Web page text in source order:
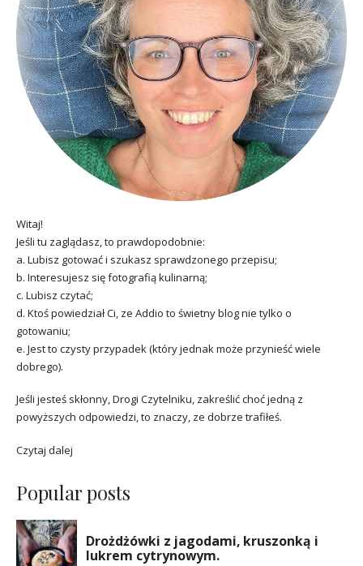
Witaj!
Jeśli tu zaglądasz, to prawdopodobnie:
a. Lubisz gotować i szukasz sprawdzonego przepisu;
b. Interesujesz się fotografią kulinarną;
c. Lubisz czytać;
d. Ktoś powiedział Ci, ze Addio to świetny blog nie tylko o
gotowaniu;
e. Jest to czysty przypadek (który jednak może przynieść wiele
dobrego).
Jeśli jesteś skłonny, Drogi Czytelniku, zakreślić choć jedną z
powyższych odpowiedzi, to znaczy, ze dobrze trafiłeś.
Czytaj dalej
Popular posts